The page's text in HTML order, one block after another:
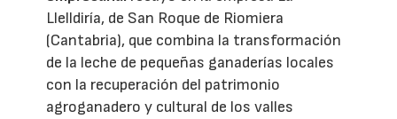
Llelldiría, de San Roque de Riomiera
(Cantabria), que combina la transformación
de la leche de pequeñas ganaderías locales
con la recuperación del patrimonio
agroganadero y cultural de los valles